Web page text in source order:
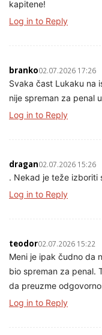
kapitene!
Log in to Reply
branko02.07.2026 17:26
Svaka čast Lukaku na
nije spreman za penal
Log in to Reply
dragan02.07.2026 15:26
. Nekad je teže izboriti
Log in to Reply
teodor02.07.2026 15:22
Meni je ipak čudno da
bio spreman za penal.
da preuzme
Log in to Reply